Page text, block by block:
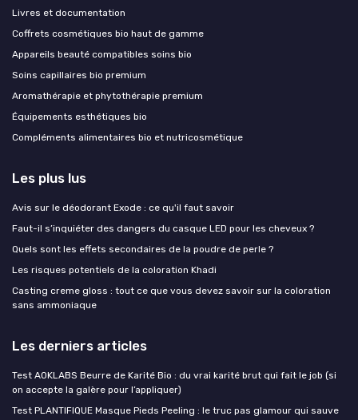
Livres et documentation
Coffrets cosmétiques bio haut de gamme
Appareils beauté compatibles soins bio
Soins capillaires bio premium
Aromathérapie et phytothérapie premium
Équipements esthétiques bio
Compléments alimentaires bio et nutricosmétique
Les plus lus
Avis sur le déodorant Exode : ce qu'il faut savoir
Faut-il s’inquiéter des dangers du casque LED pour les cheveux ?
Quels sont les effets secondaires de la poudre de perle ?
Les risques potentiels de la coloration Khadi
Casting creme gloss : tout ce que vous devez savoir sur la coloration
sans ammoniaque
Les derniers articles
Test AOKLABS Beurre de Karité Bio : du vrai karité brut qui fait le job (si
on accepte la galère pour l’appliquer)
Test PLANTIFIQUE Masque Pieds Peeling : le truc pas glamour qui sauve